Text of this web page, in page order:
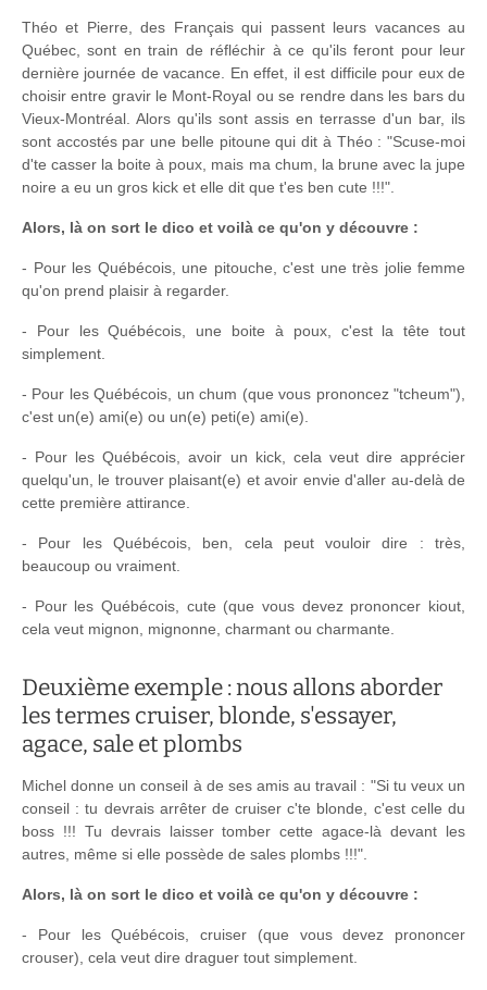
Théo et Pierre, des Français qui passent leurs vacances au
Québec, sont en train de réfléchir à ce qu'ils feront pour leur
dernière journée de vacance. En effet, il est difficile pour eux de
choisir entre gravir le Mont-Royal ou se rendre dans les bars du
Vieux-Montréal. Alors qu'ils sont assis en terrasse d'un bar, ils
sont accostés par une belle pitoune qui dit à Théo : "Scuse-moi
d'te casser la boite à poux, mais ma chum, la brune avec la jupe
noire a eu un gros kick et elle dit que t'es ben cute !!!".
Alors, là on sort le dico et voilà ce qu'on y découvre :
- Pour les Québécois, une pitouche, c'est une très jolie femme
qu'on prend plaisir à regarder.
- Pour les Québécois, une boite à poux, c'est la tête tout
simplement.
- Pour les Québécois, un chum (que vous prononcez "tcheum"),
c'est un(e) ami(e) ou un(e) peti(e) ami(e).
- Pour les Québécois, avoir un kick, cela veut dire apprécier
quelqu'un, le trouver plaisant(e) et avoir envie d'aller au-delà de
cette première attirance.
- Pour les Québécois, ben, cela peut vouloir dire : très,
beaucoup ou vraiment.
- Pour les Québécois, cute (que vous devez prononcer kiout,
cela veut mignon, mignonne, charmant ou charmante.
Deuxième exemple : nous allons aborder
les termes cruiser, blonde, s'essayer,
agace, sale et plombs
Michel donne un conseil à de ses amis au travail : "Si tu veux un
conseil : tu devrais arrêter de cruiser c'te blonde, c'est celle du
boss !!! Tu devrais laisser tomber cette agace-là devant les
autres, même si elle possède de sales plombs !!!".
Alors, là on sort le dico et voilà ce qu'on y découvre :
- Pour les Québécois, cruiser (que vous devez prononcer
crouser), cela veut dire draguer tout simplement.